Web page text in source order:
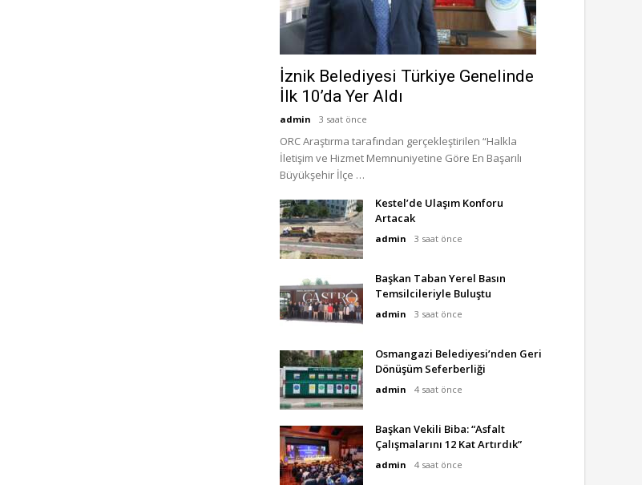
İznik Belediyesi Türkiye Genelinde
İlk 10’da Yer Aldı
admin 3 saat önce
ORC Araştırma tarafından gerçekleştirilen “Halkla
İletişim ve Hizmet Memnuniyetine Göre En Başarılı
Büyükşehir İlçe …
Kestel’de Ulaşım Konforu
Artacak
admin 3 saat önce
Başkan Taban Yerel Basın
Temsilcileriyle Buluştu
admin 3 saat önce
Osmangazi Belediyesi’nden Geri
Dönüşüm Seferberliği
admin 4 saat önce
Başkan Vekili Biba: “Asfalt
Çalışmalarını 12 Kat Artırdık”
admin 4 saat önce